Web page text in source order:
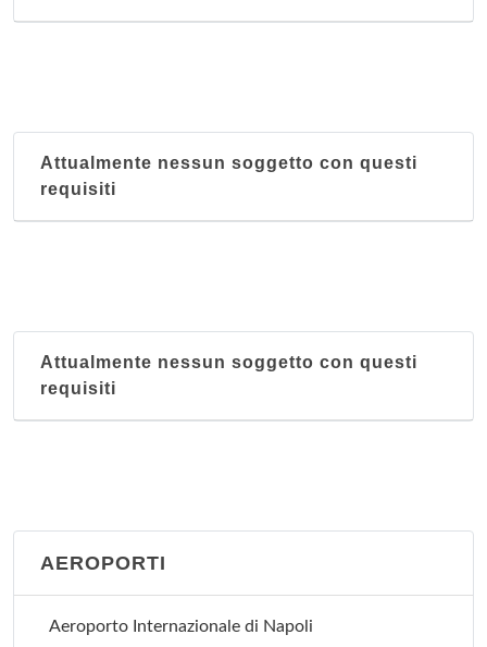
Attualmente nessun soggetto con questi
requisiti
Attualmente nessun soggetto con questi
requisiti
AEROPORTI
Aeroporto Internazionale di Napoli